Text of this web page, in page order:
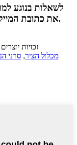
לשאלות בנוגע
את כתובת המייל שלכם וניצור עמכם קשר תוך 24 שעות.
© זכויות יוצרים - 2010-2023: כל הזכויות
מכלול הציר, סרני